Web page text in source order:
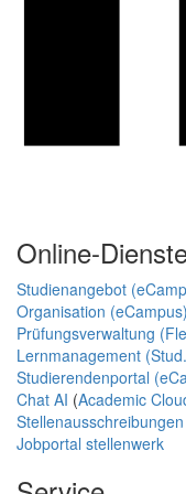
Online-
Studienangebot
Organisation (eCampus)
Prüfungsverwaltung
Lernmanagement
Studierendenportal
Chat AI (Academic
Stellenausschreibungen
Jobportal stellenwerk